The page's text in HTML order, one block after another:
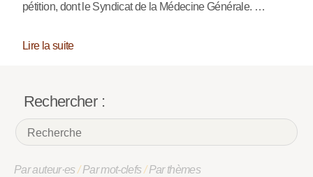
pétition, dont le Syndicat de la Médecine Générale. …
Lire la suite
Rechercher :
Par auteur·es/Par mot-clefs/Par thèmes